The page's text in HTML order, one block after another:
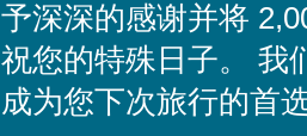
予深深的感谢并将
祝您的特殊日子。 我
成为您下次旅行的首